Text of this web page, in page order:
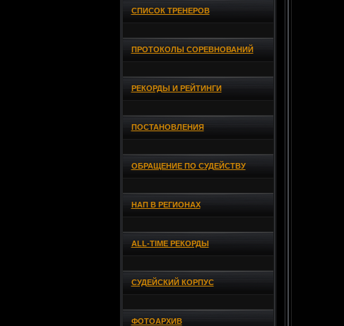
СПИСОК ТРЕНЕРОВ
ПРОТОКОЛЫ СОРЕВНОВАНИЙ
РЕКОРДЫ И РЕЙТИНГИ
ПОСТАНОВЛЕНИЯ
ОБРАЩЕНИЕ ПО СУДЕЙСТВУ
НАП В РЕГИОНАХ
ALL-TIME РЕКОРДЫ
СУДЕЙСКИЙ КОРПУС
ФОТОАРХИВ